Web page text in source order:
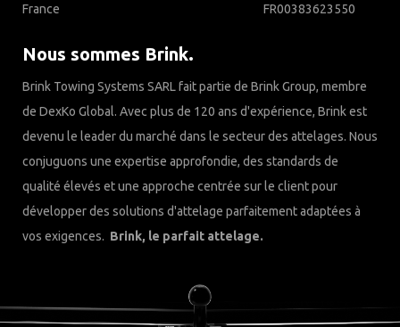
France
FR00383623550
Nous sommes Brink.
Brink Towing Systems SARL fait partie de Brink Group, membre
de DexKo Global. Avec plus de 120 ans d'expérience, Brink est
devenu le leader du marché dans le secteur des attelages. Nous
conjuguons une expertise approfondie, des standards de
qualité élevés et une approche centrée sur le client pour
développer des solutions d'attelage parfaitement adaptées à
vos exigences. Brink, le parfait attelage.